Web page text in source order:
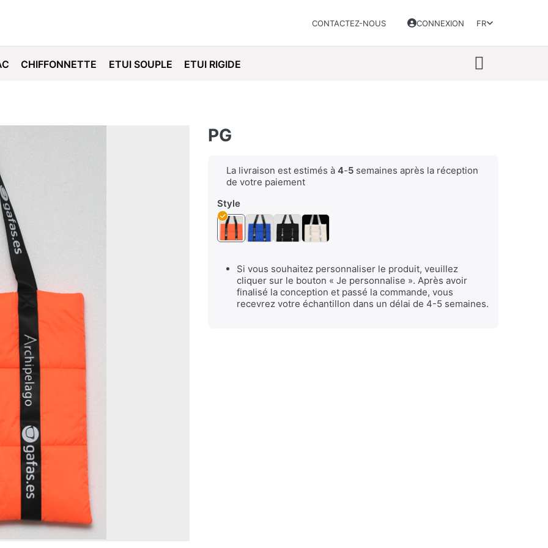
CONTACTEZ-NOUS CONNEXION FR
CHIFFONNETTE ETUI SOUPLE ETUI RIGIDE
PG
La livraison est estimés à4-5 semaines après la réception
de votre paiement
Style
Si vous souhaitez personnaliser le produit, veuillez
cliquer sur le bouton « Je personnalise ». Après avoir
finalisé la conception et passé la commande, vous
recevrez votre échantillon dans un délai de 4-5 semaines.